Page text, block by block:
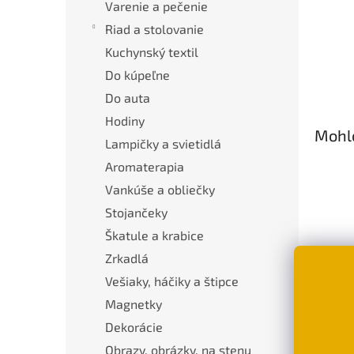
Varenie a pečenie
Riad a stolovanie
Kuchynský textil
Do kúpeľne
Do auta
Hodiny
Lampičky a svietidlá
Aromaterapia
Vankúše a obliečky
Stojančeky
Škatule a krabice
Zrkadlá
Vešiaky, háčiky a štipce
Magnetky
Dekorácie
Obrazy, obrázky, na stenu